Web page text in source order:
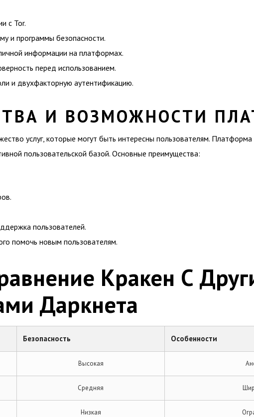
с Tor.
и программы безопасности.
информации на платформах.
перед использованием.
и двухфакторную аутентификацию.
И ВОЗМОЖНОСТИ
услуг, которые могут быть интересны пользователям.
пользовательской базой. Основные преимущества:
пользователей.
помочь новым пользователям.
Кракен С
Даркнета
Безопасность Особенности
Высокая
Средняя
Низкая